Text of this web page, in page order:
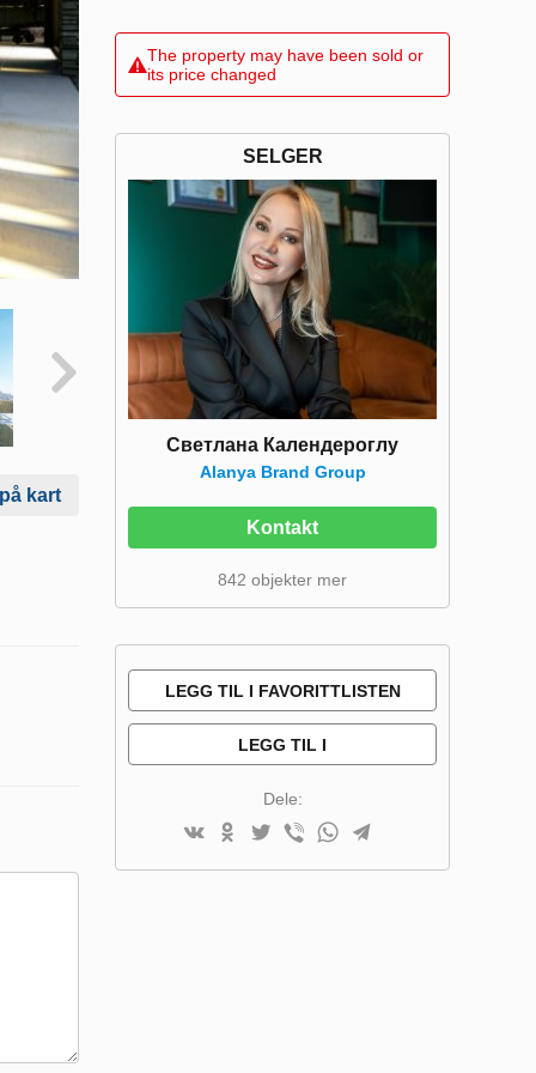
kart
The property may have been sold or
its price changed
SELGER
Светлана Календероглу
Alanya Brand Group
Kontakt
842 objekter mer
LEGG TIL I FAVORITTLISTEN
LEGG TIL I
Dele: